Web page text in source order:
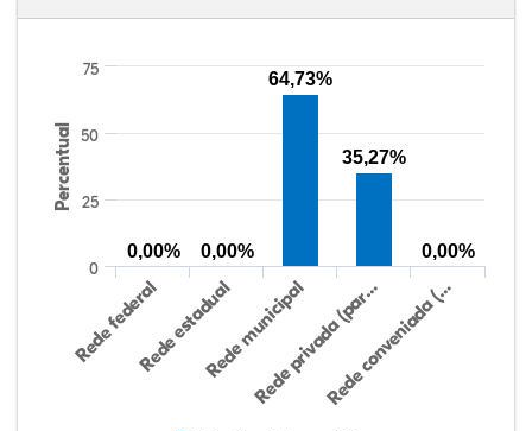
Percentual
Rede federalRede estadualRede municipal
Rede privada (par…Rede conveniada (…
0
25
50
75
0,00% 0,00%
64,73%
35,27%
0,00%